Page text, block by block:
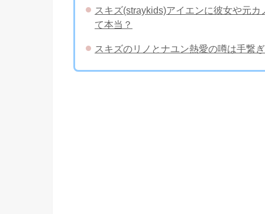
スキズ(straykids)アイエンに彼女や元
て本当？
スキズのリノとナユン熱愛の噂は手繋